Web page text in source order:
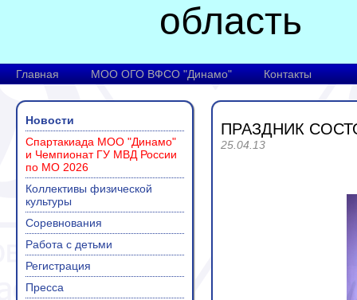
область
Главная МОО ОГО ВФСО "Динамо" Контакты
Новости
Спартакиада МОО "Динамо"
и Чемпионат ГУ МВД России
по МО 2026
Коллективы физической
культуры
Соревнования
Работа с детьми
Регистрация
Пресса
ПРАЗДНИК
25.04.13